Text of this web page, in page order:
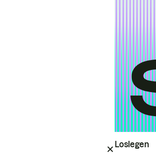
Loslegen